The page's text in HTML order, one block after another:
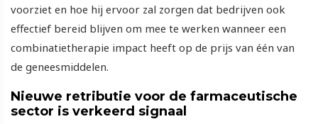
voorziet en hoe hij ervoor zal zorgen dat bedrijven ook
effectief bereid blijven om mee te werken wanneer een
combinatietherapie impact heeft op de prijs van één van
de geneesmiddelen.
Nieuwe retributie voor de farmaceutische
sector is verkeerd signaal